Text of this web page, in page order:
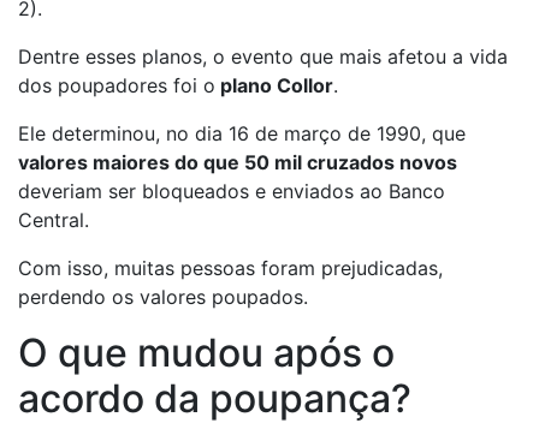
2).
Dentre esses planos, o evento que mais afetou a vida
dos poupadores foi o plano Collor.
Ele determinou, no dia 16 de março de 1990, que
valores maiores do que 50 mil cruzados novos
deveriam ser bloqueados e enviados ao Banco
Central.
Com isso, muitas pessoas foram prejudicadas,
perdendo os valores poupados.
O que mudou após o
acordo da poupança?